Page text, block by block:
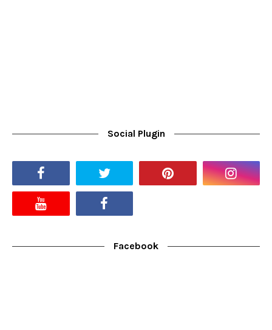
Social Plugin
Facebook